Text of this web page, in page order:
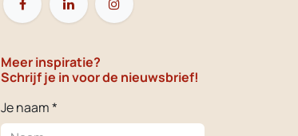
Meer inspiratie?
Schrijf je in voor de nieuwsbrief!
Je naam *